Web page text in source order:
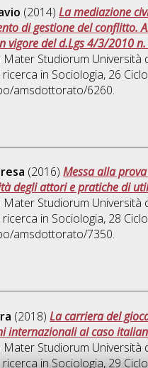
(2014)La mediazione
di gestione del conflitto.
vigore del d.Lgs 4/3/2010
Mater Studiorum Università
in Sociologia, 26
amsdottorato/6260.
(2016)Messa alla
degli attori e pratiche di
Mater Studiorum Università
in Sociologia, 28
amsdottorato/7350.
(2018)La carriera del
internazionali al caso
Mater Studiorum Università
ricerca inSociologia, 29